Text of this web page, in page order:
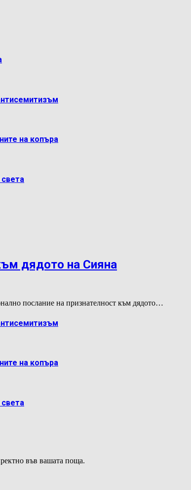
на копъра
дядото на Сияна
послание на признателност към дядото…
на копъра
във вашата поща.